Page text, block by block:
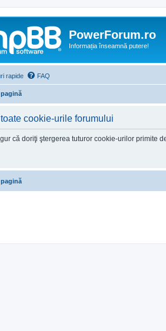
PowerForum.ro
Informația înseamnă putere!
rapide FAQ
cookie-urile forumului
că doriţi ştergerea tuturor cookie-urilor primite